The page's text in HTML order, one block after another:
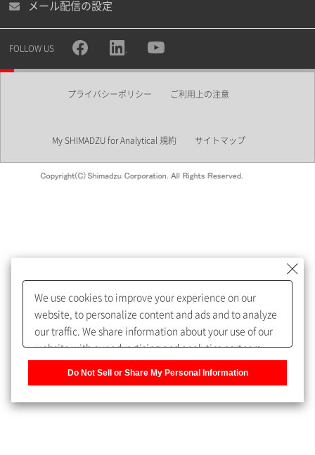
めします。
My SHIMADZU for Analyticalへ登録いただくと、技術情報や
取扱説明書・Webinarなどの閲覧ができます。
うになります。
メール配信の設定
FOLLOW US
プライバシーポリシー ご利用上の注意
My SHIMADZU for Analytical 規約 サイトマップ
We use cookies to improve your experience on our
website, to personalize content and ads and to analyze
our traffic. We share information about your use of our
website with our advertising and analytics partners,
Do Not Sell or Share My Personal Information